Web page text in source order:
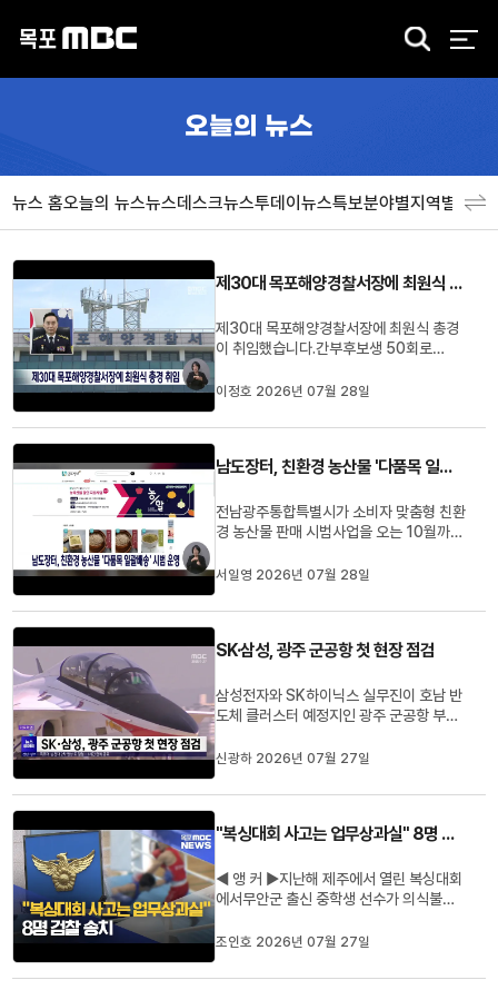
검
오늘의 뉴스
뉴스 홈오늘의 뉴스뉴스데스크뉴스투데이뉴스특보분야별지역별 뉴스
제30대 목포해양경찰서장에 최원식 총경 취임
제30대 목포해양경찰서장에 최원식 총경
이 취임했습니다.간부후보생 50회로
진해양경찰서장, 해양경찰청 수색구조과
명과 안전을 최우선 가치로 삼아 현장 중심
니다.
이정호 2026년 07월 28일
남도장터, 친환경 농산물 '다품목 일괄배송' 시범 운영
전남광주통합특별시가 소비자 맞춤형 친환
경 농산물 판매 시범사업을 오는 10월까지
모 가구의 친환경 농산물 구매 편의를 높이
로, 4천800만 원의 예산이 투입됩니다.판
종으로, 남도장터 전용관에...
서일영 2026년 07월 28일
SK·삼성, 광주 군공항 첫 현장 점검
삼성전자와 SK하이닉스 실무진이 호남 반
도체 클러스터 예정지인 광주 군공항 부지
내고 있습니다.삼성전자와 SK하이닉스 실
공항 부지와 용수 공급 여건 등을 점검하고
무 협의를 진행했습니다.또 S...
신광하 2026년 07월 27일
"복싱대회 사고는 업무상과실" 8명 검찰 송치
◀ 앵 커 ▶지난해 제주에서 열린 복싱대회
에서무안군 출신 중학생 선수가 의식불명
대회 운영과 경기 진행,응급 이송 과정 전
송치했습니다.조인호 기자입니다.◀ 리포
조인호 2026년 07월 27일